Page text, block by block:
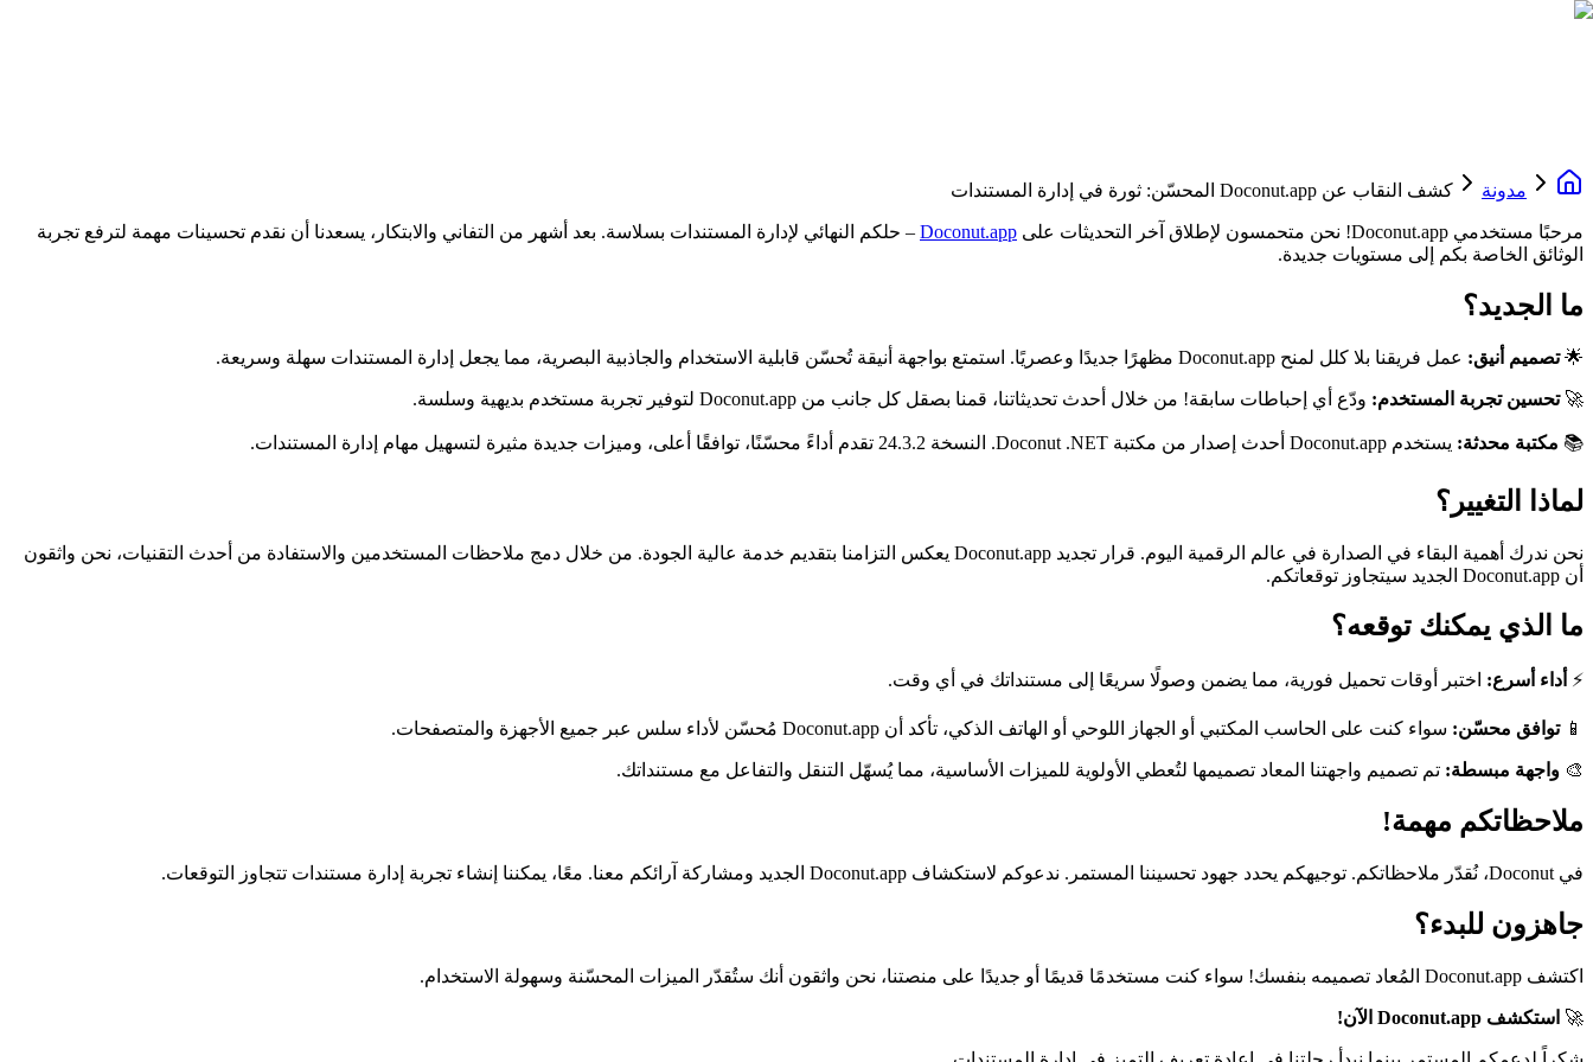
مدونة كشف النقاب عن Doconut.app المحسّن: ثورة في إدارة المستندات
مرحبًا مستخدمي Doconut.app! نحن متحمسون لإطلاق آخر التحديثات على Doconut.app – حلكم النهائي لإدارة المستندات بسلاسة. بعد أشهر من التفاني والابتكار، يسعدنا أن نقدم تحسينات مهمة لترفع تجربة
الوثائق الخاصة بكم إلى مستويات جديدة.
ما الجديد؟
🌟تصميم أنيق: عمل فريقنا بلا كلل لمنح Doconut.app مظهرًا جديدًا وعصريًا. استمتع بواجهة أنيقة تُحسّن قابلية الاستخدام والجاذبية البصرية، مما يجعل إدارة المستندات سهلة وسريعة.
🚀تحسين تجربة المستخدم: ودّع أي إحباطات سابقة! من خلال أحدث تحديثاتنا، قمنا بصقل كل جانب من Doconut.app لتوفير تجربة مستخدم بديهية وسلسة.
📚 مكتبة محدثة: يستخدم Doconut.app أحدث إصدار من مكتبة Doconut .NET. النسخة 24.3.2 تقدم أداءً محسّنًا، توافقًا أعلى، وميزات جديدة مثيرة لتسهيل مهام إدارة المستندات.
لماذا التغيير؟
نحن ندرك أهمية البقاء في الصدارة في عالم الرقمية اليوم. قرار تجديد Doconut.app يعكس التزامنا بتقديم خدمة عالية الجودة. من خلال دمج ملاحظات المستخدمين والاستفادة من أحدث التقنيات، نحن واثقون
أن Doconut.app الجديد سيتجاوز توقعاتكم.
ما الذي يمكنك توقعه؟
⚡ أداء أسرع: اختبر أوقات تحميل فورية، مما يضمن وصولًا سريعًا إلى مستنداتك في أي وقت.
📱توافق محسّن: سواء كنت على الحاسب المكتبي أو الجهاز اللوحي أو الهاتف الذكي، تأكد أن Doconut.app مُحسّن لأداء سلس عبر جميع الأجهزة والمتصفحات.
🎨 واجهة مبسطة: تم تصميم واجهتنا المعاد تصميمها لتُعطي الأولوية للميزات الأساسية، مما يُسهّل التنقل والتفاعل مع مستنداتك.
ملاحظاتكم مهمة!
في Doconut، نُقدّر ملاحظاتكم. توجيهكم يحدد جهود تحسيننا المستمر. ندعوكم لاستكشاف Doconut.app الجديد ومشاركة آرائكم معنا. معًا، يمكننا إنشاء تجربة إدارة مستندات تتجاوز التوقعات.
جاهزون للبدء؟
اكتشف Doconut.app المُعاد تصميمه بنفسك! سواء كنت مستخدمًا قديمًا أو جديدًا على منصتنا، نحن واثقون أنك ستُقدّر الميزات المحسّنة وسهولة الاستخدام.
🚀 استكشف Doconut.app الآن!